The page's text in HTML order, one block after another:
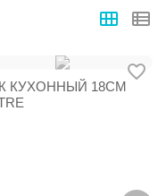
КУХОННЫЙ 18СМ